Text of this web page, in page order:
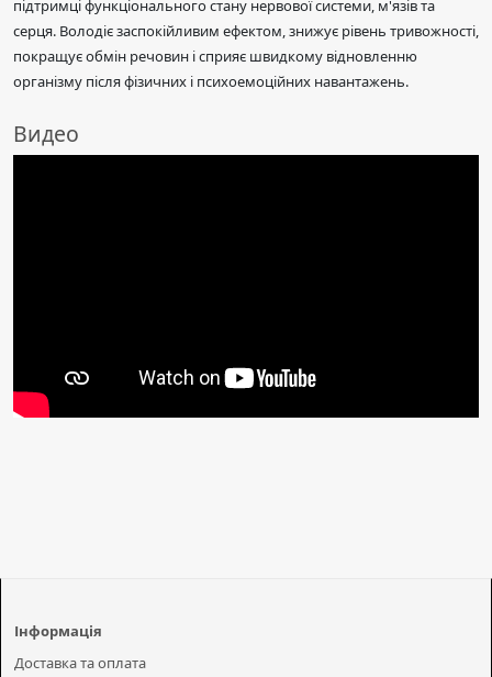
підтримці функціонального стану нервової системи, м'язів та
серця. Володіє заспокійливим ефектом, знижує рівень тривожності,
покращує обмін речовин і сприяє швидкому відновленню
організму після фізичних і психоемоційних навантажень.
Видео
Інформація
Доставка та оплата